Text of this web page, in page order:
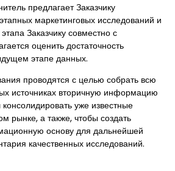
предлагает Заказчику
маркетинговых исследований и
Заказчику совместно с
оценить достаточность
этапе данных.
проводятся с целью собрать всю
источниках вторичную информацию
уже известные
рынке, а также, чтобы создать
основу для дальнейшей
качественных исследований.